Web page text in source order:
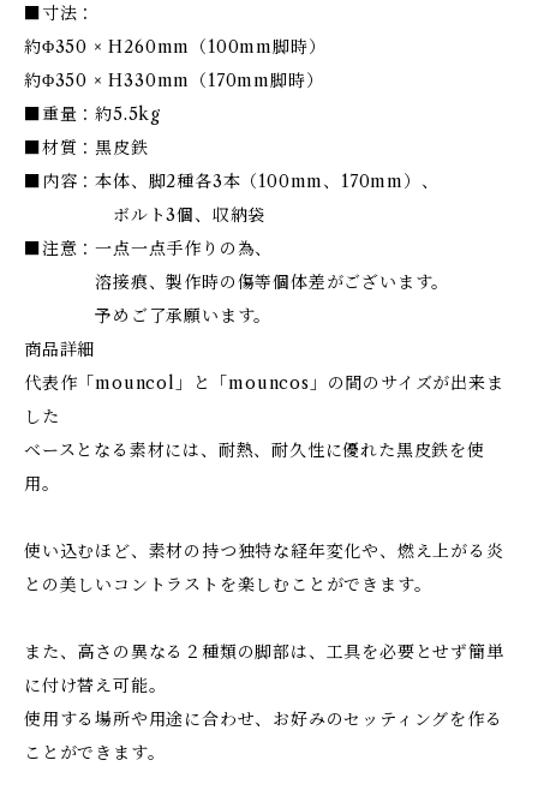
■寸法：
約Φ350 × H260mm（100mm脚時）
約Φ350 × H330mm（170mm脚時）
■重量：約5.5kg
■材質：黒皮鉄
■内容：本体、脚2種各3本（100mm、170mm）、
ボルト3個、収納袋
■注意：一点一点手作りの為、
溶接痕、製作時の傷等個体差がございます。
予めご了承願います。
商品詳細
代表作「mouncol」と「mouncos」の間のサイズが出来ま
した
ベースとなる素材には、耐熱、耐久性に優れた黒皮鉄を使
用。
使い込むほど、素材の持つ独特な経年変化や、燃え上がる炎
との美しいコントラストを楽しむことができます。
また、高さの異なる２種類の脚部は、工具を必要とせず簡単
に付け替え可能。
使用する場所や用途に合わせ、お好みのセッティングを作る
ことができます。